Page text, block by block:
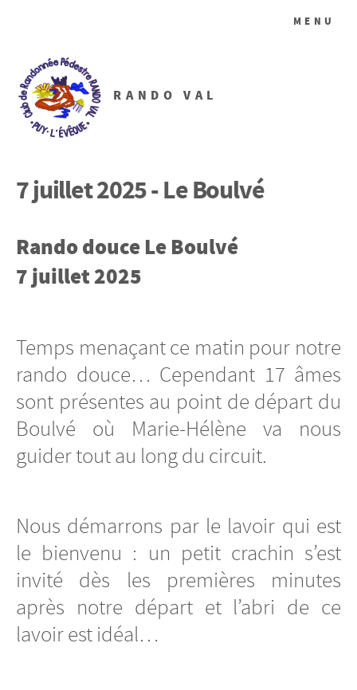
RANDO VAL
MENU
7 juillet 2025 - Le Boulvé
Rando douce Le Boulvé
7 juillet 2025
Temps menaçant ce matin pour notre
rando douce… Cependant 17 âmes
sont présentes au point de départ du
Boulvé où Marie-Hélène va nous
guider tout au long du circuit.
Nous démarrons par le lavoir qui est
le bienvenu : un petit crachin s’est
invité dès les premières minutes
après notre départ et l’abri de ce
lavoir est idéal…